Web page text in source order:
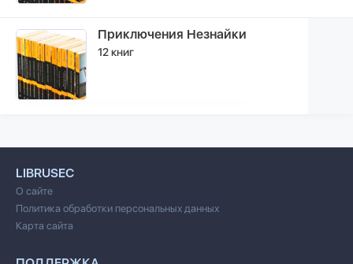
Приключения Незнайки
12 книг
LIBRUSEC
О сайте
Политика обработки персональных данных
Карта сайта